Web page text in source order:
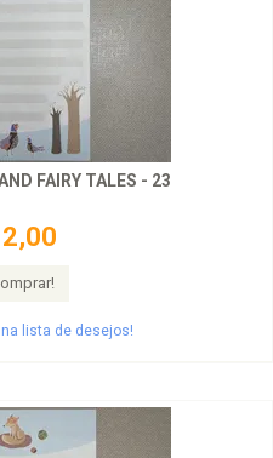
FAIRY TALES - 23
lista de desejos!